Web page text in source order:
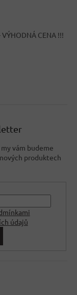
CENA !!!
vám budeme
produktech
údajů